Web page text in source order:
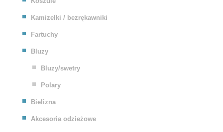
Kamizelki / bezrękawniki
Fartuchy
Bluzy
Bluzy/swetry
Polary
Bielizna
Akcesoria odzieżowe